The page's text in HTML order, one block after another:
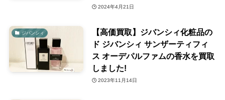
2024年4月21日
ジバンシィ
【高価買取】ジバンシィ化粧品の
ド ジバンシィ サンザーティフィ
ス オーデパルファムの香水を買取
しました!
2023年11月14日